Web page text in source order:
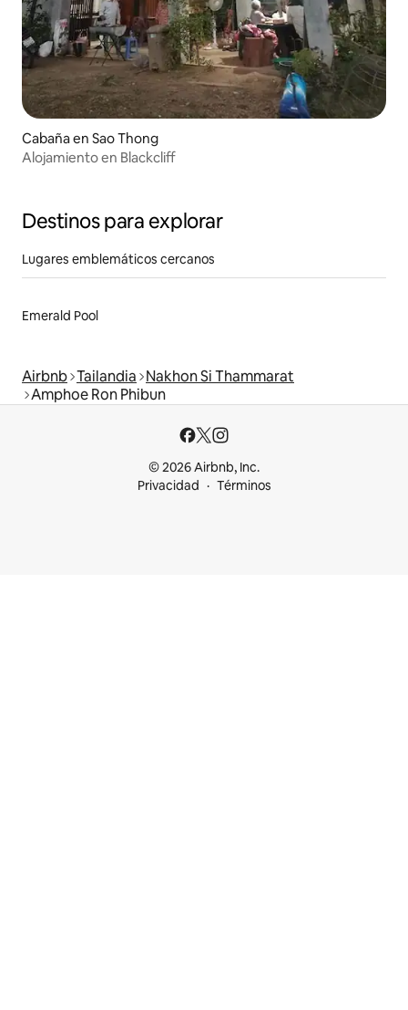
Cabaña en Sao Thong
Alojamiento en Blackcliff
Destinos para explorar
Lugares emblemáticos cercanos
Emerald Pool
Airbnb Tailandia Nakhon Si Thammarat
Amphoe Ron Phibun
© 2026 Airbnb, Inc.
Privacidad
Términos